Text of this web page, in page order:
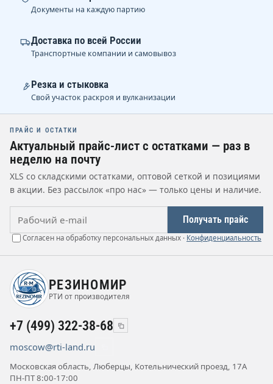
Документы на каждую партию
Доставка по всей России
Транспортные компании и самовывоз
Резка и стыковка
Свой участок раскроя и вулканизации
ПРАЙС И ОСТАТКИ
Актуальный прайс-лист с остатками — раз в
неделю на почту
XLS со складскими остатками, оптовой сеткой и позициями
в акции. Без рассылок «про нас» — только цены и наличие.
Получать прайс
Согласен на обработку персональных данных · Конфиденциальность
РЕЗИНОМИР
РТИ от производителя
+7 (499) 322-38-68
moscow@rti-land.ru
Московская область, Люберцы, Котельнический проезд, 17А
ПН-ПТ 8:00-17:00